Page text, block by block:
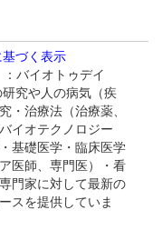
づく表示
バイオトゥデイ
研究や人の病気（疾
・治療法（治療薬、
イオテクノロジー
基礎医学・臨床医学
医師、専門医）・看
門家に対して最新の
スを提供していま